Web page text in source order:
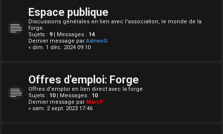
Espace publique
Discussions générales en lien avec l'association, le monde de la
forge.
Sujets : 9| Messages : 14
Dernier message parAdrienG
« dim. 1 déc. 2024 09:10
Offres d'emploi: Forge
Offres d'emploi en lien direct avec la forge
Sujets : 10| Messages : 10
Dernier message par MarcP
« sam. 2 sept. 2023 17:46